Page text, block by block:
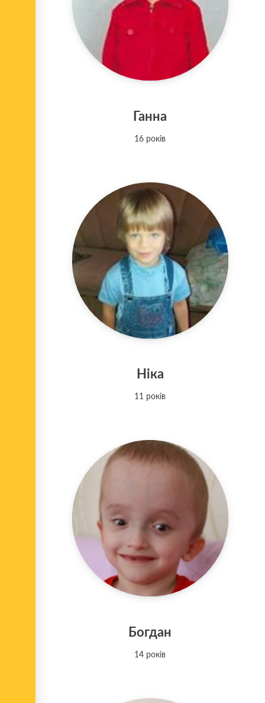
Ганна
16 років
Ніка
11 років
Богдан
14 років